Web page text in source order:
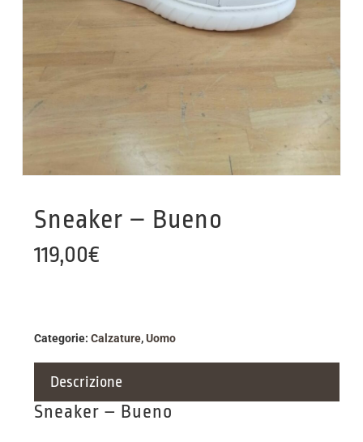
Sneaker – Bueno
119,00€
Categorie: Calzature,Uomo
Descrizione
Sneaker – Bueno